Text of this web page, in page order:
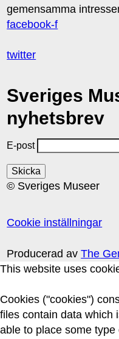
gemensamma
facebook-f
twitter
Sveriges
nyhetsbrev
E-post
© Sveriges Museer
Cookie inställningar
Producerad avThe
This website uses
Cookies ("cookies")
files contain data which
able to place some